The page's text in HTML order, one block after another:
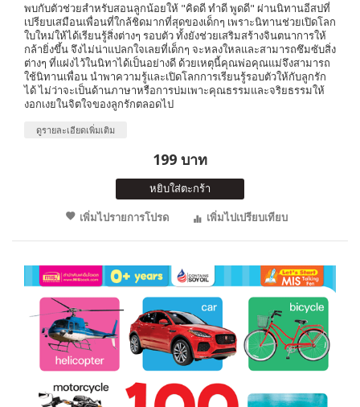
พบกับตัวช่วยสำหรับสอนลูกน้อยให้ "คิดดี ทำดี พูดดี" ผ่านนิทานอีสปที่
เปรียบเสมือนเพื่อนที่ใกล้ชิดมากที่สุดของเด็กๆ เพราะนิทานช่วยเปิดโลก
ใบใหม่ให้ได้เรียนรู้สิ่งต่างๆ รอบตัว ทั้งยังช่วยเสริมสร้างจินตนาการให้
กล้ายิ่งขึ้น จึงไม่น่าแปลกใจเลยที่เด็กๆ จะหลงใหลและสามารถซึมซับสิ่ง
ต่างๆ ที่แฝงไว้ในนิทาได้เป็นอย่างดี ด้วยเหตุนี้คุณพ่อคุณแม่จึงสามารถ
ใช้นิทานเพื่อน นำพาความรู้และเปิดโลกการเรียนรู้รอบตัวให้กับลูกรัก
ได้ ไม่ว่าจะเป็นด้านภาษาหรือการบ่มเพาะคุณธรรมและจริยธรรมให้
งอกเงยในจิตใจของลูกรักตลอดไป
ดูรายละเอียดเพิ่มเติม
199 บาท
หยิบใส่ตะกร้า
เพิ่มไปรายการโปรด
เพิ่มไปเปรียบเทียบ